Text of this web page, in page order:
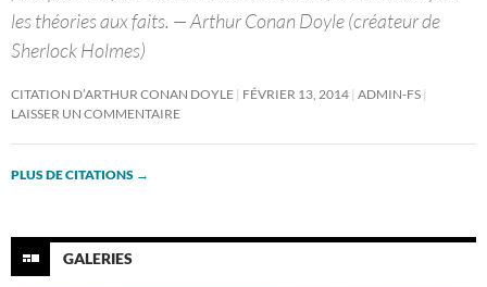
les théories aux faits. — Arthur Conan Doyle (créateur de
Sherlock Holmes)
CITATION D’ARTHUR CONAN DOYLE FÉVRIER 13, 2014 ADMIN-FS
LAISSER UN COMMENTAIRE
PLUS DE CITATIONS →
GALERIES